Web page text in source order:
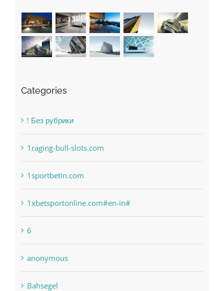
Categories
! Без рубрики
1raging-bull-slots.com
1sportbetin.com
1xbetsportonline.com#en-in#
6
anonymous
Bahsegel